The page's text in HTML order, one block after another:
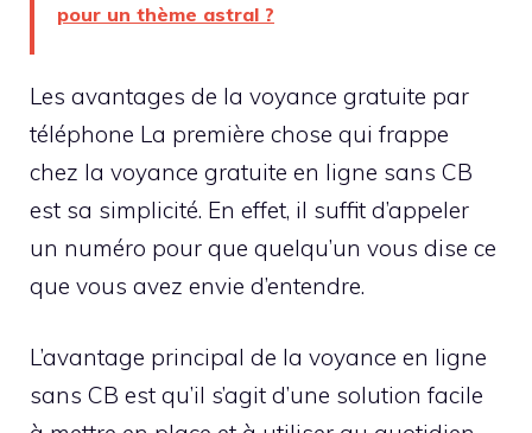
pour un thème astral ?
Les avantages de la voyance gratuite par
téléphone La première chose qui frappe
chez la voyance gratuite en ligne sans CB
est sa simplicité. En effet, il suffit d’appeler
un numéro pour que quelqu’un vous dise ce
que vous avez envie d’entendre.
L’avantage principal de la voyance en ligne
sans CB est qu’il s’agit d’une solution facile